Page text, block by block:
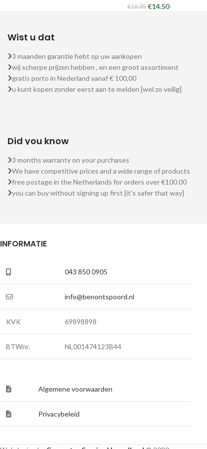
€16.95 €14.50
Wist u dat
3 maanden garantie hebt op uw aankopen
wij scherpe prijzen hebben , en een groot assortiment
gratis porto in Nederland vanaf € 100,00
u kunt kopen zonder eerst aan te melden [wel zo veilig]
Did you know
3 months warranty on your purchases
We have competitive prices and a wide range of products
free postage in the Netherlands for orders over €100.00
you can buy without signing up first [it's safer that way]
INFORMATIE
043 850 0905
info@benontspoord.nl
KVK 69898898
BTWnr. NL001474123B44
Algemene voorwaarden
Privacybeleid